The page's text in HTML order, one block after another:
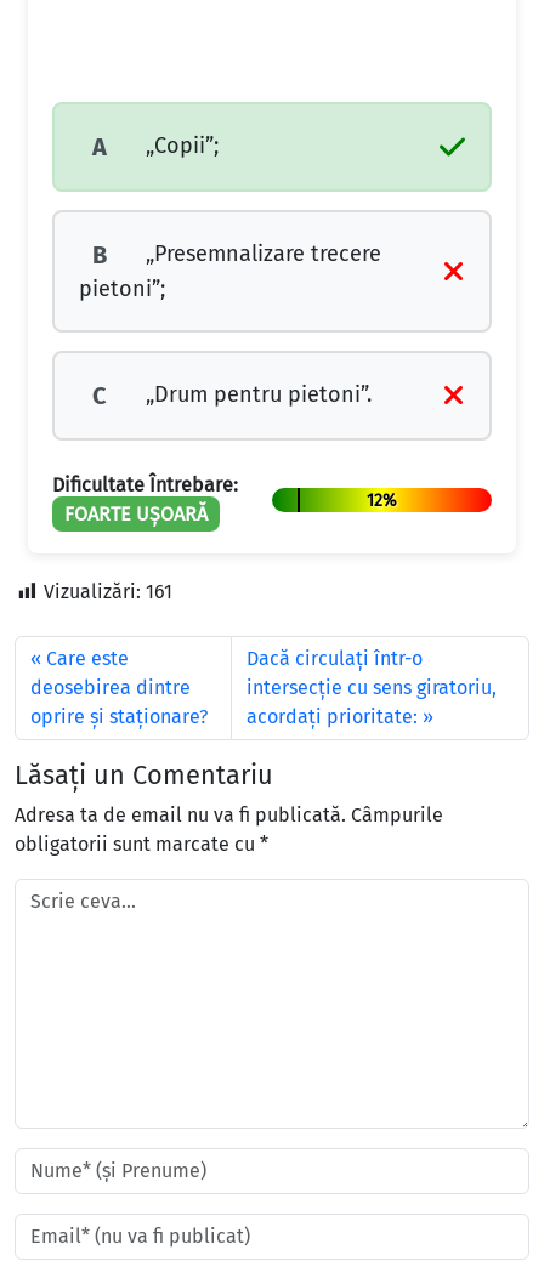
A „Copii”;
B
„Presemnalizare trecere
pietoni”;
C „Drum pentru pietoni”.
Dificultate Întrebare:
FOARTE UȘOARĂ
12%
Vizualizări: 161
Care este
deosebirea dintre
oprire şi staţionare?
Dacă circulaţi într-o
intersecţie cu sens giratoriu,
acordaţi prioritate:
Lăsați un Comentariu
Adresa ta de email nu va fi publicată. Câmpurile
obligatorii sunt marcate cu *